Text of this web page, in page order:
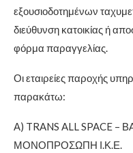
εξουσιοδοτημένων
διεύθυνση κατοικίας ή
φόρμα παραγγελίας.
Οι εταιρείες παροχής
παρακάτω:
Α) TRANS ALL SPACE –
ΜΟΝΟΠΡΟΣΩΠΗ Ι.Κ.Ε.